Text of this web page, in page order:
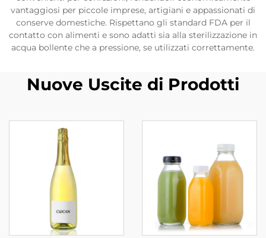
vantaggiosi per piccole imprese, artigiani e appassionati di
conserve domestiche. Rispettano gli standard FDA per il
contatto con alimenti e sono adatti sia alla sterilizzazione in
acqua bollente che a pressione, se utilizzati correttamente.
Nuove Uscite di Prodotti